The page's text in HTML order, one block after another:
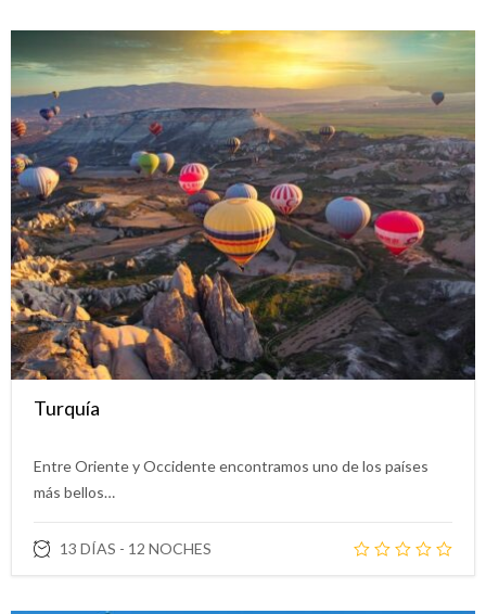
Turquía
Entre Oriente y Occidente encontramos uno de los países
más bellos…
13 DÍAS - 12 NOCHES